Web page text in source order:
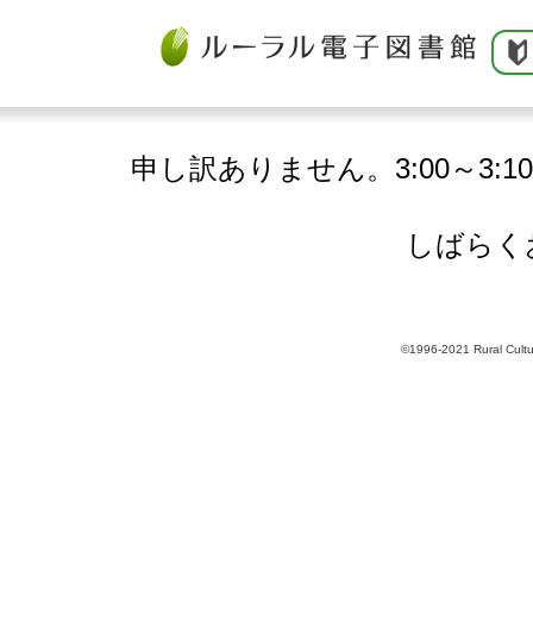
申し訳ありません。3:00～
しばら
©1996-2021 Rural